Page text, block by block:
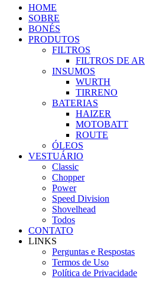
HOME
SOBRE
BONÉS
PRODUTOS
FILTROS
FILTROS DE AR
INSUMOS
WURTH
TIRRENO
BATERIAS
HAIZER
MOTOBATT
ROUTE
ÓLEOS
VESTUÁRIO
Classic
Chopper
Power
Speed Division
Shovelhead
Todos
CONTATO
LINKS
Perguntas e Respostas
Termos de Uso
Política de Privacidade